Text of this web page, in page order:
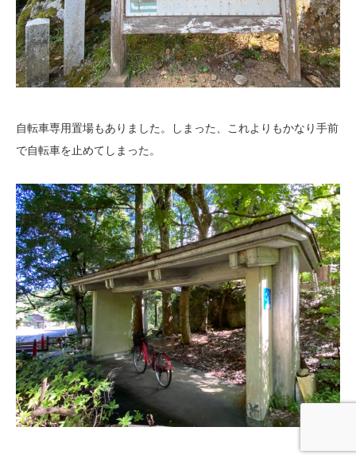
自転車専用置場もありました。しまった、これよりもかなり手前
で自転車を止めてしまった。